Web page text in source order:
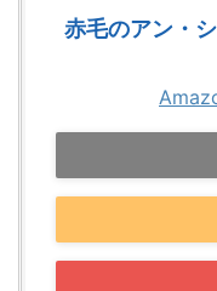
赤毛のアン・